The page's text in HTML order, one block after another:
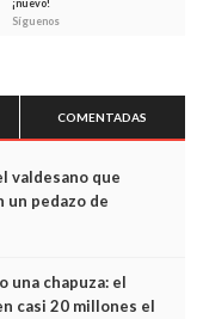
¡nuevo!
Síguenos
COMENTADAS
valdesano que
un pedazo de
una chapuza: el
casi 20 millones el